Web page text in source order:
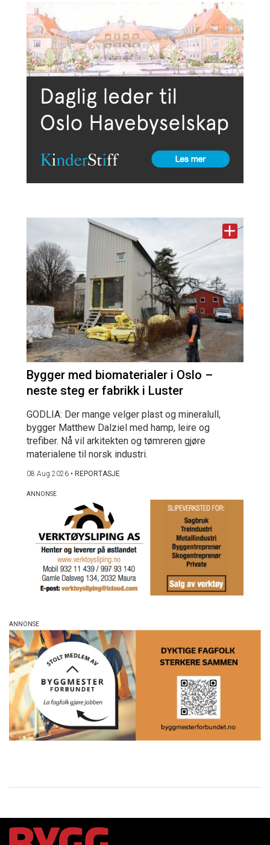
Bygger med biomaterialer i Oslo –
neste steg er fabrikk i Luster
GODLIA: Der mange velger plast og mineralull,
bygger Matthew Dalziel med hamp, leire og
trefiber. Nå vil arkitekten og tømreren gjøre
materialene til norsk industri.
08 Aug 2026 • REPORTASJE